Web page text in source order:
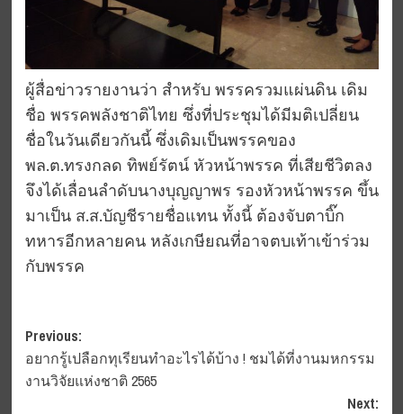
ผู้สื่อข่าวรายงานว่า สำหรับ พรรครวมแผ่นดิน เดิม
ชื่อ พรรคพลังชาติไทย ซึ่งที่ประชุมได้มีมติเปลี่ยน
ชื่อในวันเดียวกันนี้ ซึ่งเดิมเป็นพรรคของ
พล.ต.ทรงกลด ทิพย์รัตน์ หัวหน้าพรรค ที่เสียชีวิตลง
จึงได้เลื่อนลำดับนางบุญญาพร รองหัวหน้าพรรค ขึ้น
มาเป็น ส.ส.บัญชีรายชื่อแทน ทั้งนี้ ต้องจับตาบิ๊ก
ทหารอีกหลายคน หลังเกษียณที่อาจตบเท้าเข้าร่วม
กับพรรค
Post
navigation
Previous:
อยากรู้เปลือกทุเรียนทำอะไรได้บ้าง ! ชมได้ที่งานมหกรรม
งานวิจัยแห่งชาติ 2565
Next: